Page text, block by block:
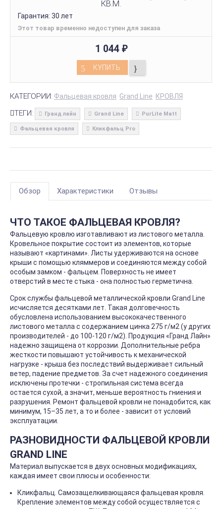
КВ.М.
Гарантия: 30 лет
Этот товар временно недоступен для заказа
1 044 ₽
КУПИТЬ
КАТЕГОРИИ: Фальцевая кровля Grand Line КРОВЛЯ
ТЕГИ: Гранд лайн Grand Line PurLite Matt
Фальцевая кровля Кликфальц Pro
Обзор Характеристики Отзывы
ЧТО ТАКОЕ ФАЛЬЦЕВАЯ КРОВЛЯ?
Фальцевую кровлю изготавливают из листового металла.
Кровельное покрытие состоит из элементов, которые
называют «картинами». Листы удерживаются на основе
крыши с помощью кляммеров и соединяются между собой
особым замком - фальцем. Поверхность не имеет
отверстий в месте стыка - она полностью герметична.
Срок службы фальцевой металлической кровли Grand Line
исчисляется десятками лет. Такая долговечность
обусловлена использованием высококачественного
листового металла с содержанием цинка 275 г/м2 (у других
производителей - до 100-120 г/м2). Продукция «Гранд Лайн»
надежно защищена от коррозии. Дополнительные ребра
жесткости повышают устойчивость к механической
нагрузке - крыша без последствий выдерживает сильный
ветер, падение предметов. За счет надежного соединения
исключены протечки - стропильная система всегда
остается сухой, а значит, меньше вероятность гниения и
разрушения. Ремонт фальцевой кровли не понадобится, как
минимум, 15–35 лет, а то и более - зависит от условий
эксплуатации.
РАЗНОВИДНОСТИ ФАЛЬЦЕВОЙ КРОВЛИ
GRAND LINE
Материал выпускается в двух основных модификациях,
каждая имеет свои плюсы и особенности:
Кликфальц. Самозащелкивающаяся фальцевая кровля.
Крепление элементов между собой осуществляется с